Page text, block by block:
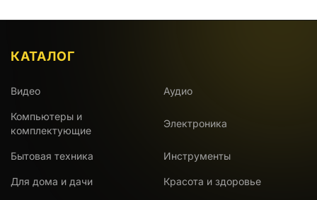
КАТАЛОГ
Видео Аудио
Компьютеры и
комплектующие
Электроника
Бытовая техника Инструменты
Для дома и дачи Красота и здоровье